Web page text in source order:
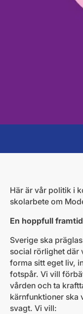
Här är vår politik i
skolarbete om
En hoppfull
Sverige ska
social rörlighet där
forma sitt eget liv,
fotspår. Vi vill
vården och ta
kärnfunktioner ska
svagt. Vi vill: